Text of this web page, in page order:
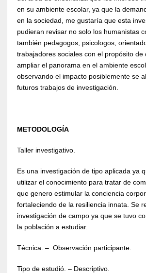
en su ambiente escolar, ya que la
en la sociedad, me gustaría que esta
pudieran revisar no solo los humanistas
también pedagogos, psicologos,
trabajadores sociales con el propósito de
ampliar el panorama en el ambiente
observando el impacto posiblemente se
futuros trabajos de investigación.
METODOLOGÍA
Taller investigativo.
Es una investigación de tipo aplicada ya
utilizar el conocimiento para tratar de
que genero estimular la conciencia
fortaleciendo de la resiliencia innata. Se
investigación de campo ya que se tuvo
la población a estudiar.
Técnica. – Observación participante.
Tipo de estudió. – Descriptivo.